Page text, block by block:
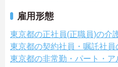
雇用形態
東京都の正社員(正職員)の介
東京都の契約社員・嘱託社員
東京都の非常勤・パート・ア